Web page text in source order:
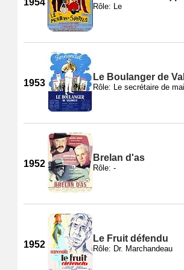
Rôle: Le
1953
Le Boulanger de
Rôle: Le secrétaire de
1952
Brelan d'as
Rôle: -
1952
Le Fruit défendu
Rôle: Dr. Marchandeau